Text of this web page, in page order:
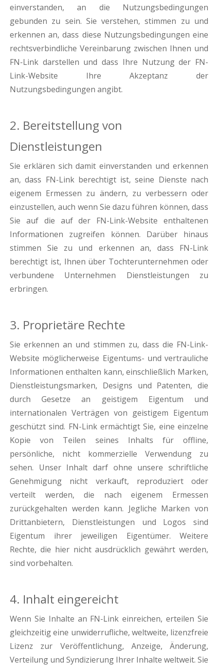
einverstanden, an die Nutzungsbedingungen
gebunden zu sein. Sie verstehen, stimmen zu und
erkennen an, dass diese Nutzungsbedingungen eine
rechtsverbindliche Vereinbarung zwischen Ihnen und
FN-Link darstellen und dass Ihre Nutzung der FN-
Link-Website Ihre Akzeptanz der
Nutzungsbedingungen angibt.
2. Bereitstellung von
Dienstleistungen
Sie erklären sich damit einverstanden und erkennen
an, dass FN-Link berechtigt ist, seine Dienste nach
eigenem Ermessen zu ändern, zu verbessern oder
einzustellen, auch wenn Sie dazu führen können, dass
Sie auf die auf der FN-Link-Website enthaltenen
Informationen zugreifen können. Darüber hinaus
stimmen Sie zu und erkennen an, dass FN-Link
berechtigt ist, Ihnen über Tochterunternehmen oder
verbundene Unternehmen Dienstleistungen zu
erbringen.
3. Proprietäre Rechte
Sie erkennen an und stimmen zu, dass die FN-Link-
Website möglicherweise Eigentums- und vertrauliche
Informationen enthalten kann, einschließlich Marken,
Dienstleistungsmarken, Designs und Patenten, die
durch Gesetze an geistigem Eigentum und
internationalen Verträgen von geistigem Eigentum
geschützt sind. FN-Link ermächtigt Sie, eine einzelne
Kopie von Teilen seines Inhalts für offline,
persönliche, nicht kommerzielle Verwendung zu
sehen. Unser Inhalt darf ohne unsere schriftliche
Genehmigung nicht verkauft, reproduziert oder
verteilt werden, die nach eigenem Ermessen
zurückgehalten werden kann. Jegliche Marken von
Drittanbietern, Dienstleistungen und Logos sind
Eigentum ihrer jeweiligen Eigentümer. Weitere
Rechte, die hier nicht ausdrücklich gewährt werden,
sind vorbehalten.
4. Inhalt eingereicht
Wenn Sie Inhalte an FN-Link einreichen, erteilen Sie
gleichzeitig eine unwiderrufliche, weltweite, lizenzfreie
Lizenz zur Veröffentlichung, Anzeige, Änderung,
Verteilung und Syndizierung Ihrer Inhalte weltweit. Sie